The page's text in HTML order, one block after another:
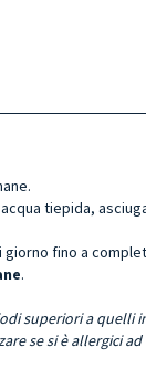
tiepida,
fino a
.
superiori a quelli
se si è allergici